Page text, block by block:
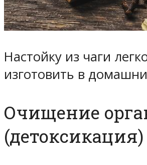
Настойку из чаги
изготовить в
Очищение
(детоксикация)